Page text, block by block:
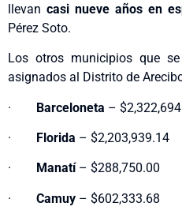
llevan casi nueve años en
Pérez Soto.
Los otros municipios que
asignados al Distrito de
· Barceloneta –
· Florida – $2,203,939.14
· Manatí– $288,750.00
· Camuy – $602,333.68